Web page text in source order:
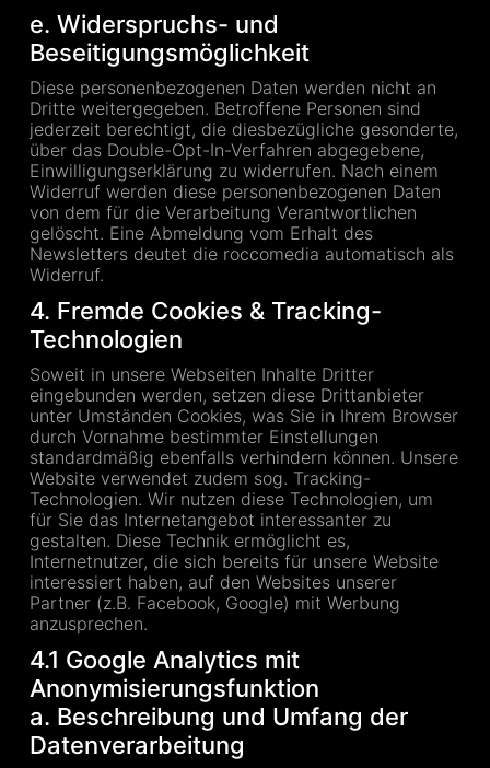
e. Widerspruchs- und
Beseitigungsmöglichkeit
Diese personenbezogenen Daten werden nicht an
Dritte weitergegeben. Betroffene Personen sind
jederzeit berechtigt, die diesbezügliche gesonderte,
über das Double-Opt-In-Verfahren abgegebene,
Einwilligungserklärung zu widerrufen. Nach einem
Widerruf werden diese personenbezogenen Daten
von dem für die Verarbeitung Verantwortlichen
gelöscht. Eine Abmeldung vom Erhalt des
Newsletters deutet die roccomedia automatisch als
Widerruf.
4. Fremde Cookies & Tracking-
Technologien
Soweit in unsere Webseiten Inhalte Dritter
eingebunden werden, setzen diese Drittanbieter
unter Umständen Cookies, was Sie in Ihrem Browser
durch Vornahme bestimmter Einstellungen
standardmäßig ebenfalls verhindern können. Unsere
Website verwendet zudem sog. Tracking-
Technologien. Wir nutzen diese Technologien, um
für Sie das Internetangebot interessanter zu
gestalten. Diese Technik ermöglicht es,
Internetnutzer, die sich bereits für unsere Website
interessiert haben, auf den Websites unserer
Partner (z.B. Facebook, Google) mit Werbung
anzusprechen.
4.1 Google Analytics mit
Anonymisierungsfunktion
a. Beschreibung und Umfang der
Datenverarbeitung